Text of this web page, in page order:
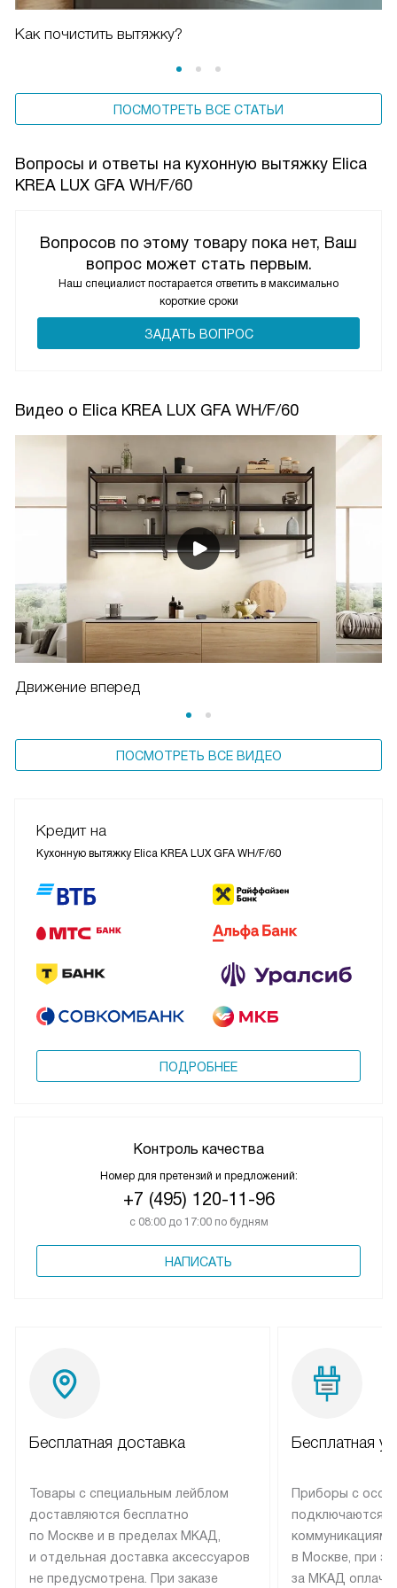
Как почистить вытяжку?
ПОСМОТРЕТЬ ВСЕ СТАТЬИ
Вопросы и ответы на кухонную вытяжку Elica
KREA LUX GFA WH/F/60
Вопросов по этому товару пока нет, Ваш
вопрос может стать первым.
Наш специалист постарается ответить в максимально
короткие сроки
ЗАДАТЬ ВОПРОС
Видео о Elica KREA LUX GFA WH/F/60
Движение вперед
ПОСМОТРЕТЬ ВСЕ ВИДЕО
Кредит на
Кухонную вытяжку Elica KREA LUX GFA WH/F/60
ПОДРОБНЕЕ
Контроль качества
Номер для претензий и предложений:
+7 (495) 120-11-96
с 08:00 до 17:00 по будням
НАПИСАТЬ
Бесплатная доставка
Товары с специальным лейблом
доставляются бесплатно
по Москве и в пределах МКАД,
и отдельная доставка аксессуаров
не предусмотрена. При заказе
Бесплатная
Приборы с
подключаются к
коммуникациям
в Москве, при
за МКАД